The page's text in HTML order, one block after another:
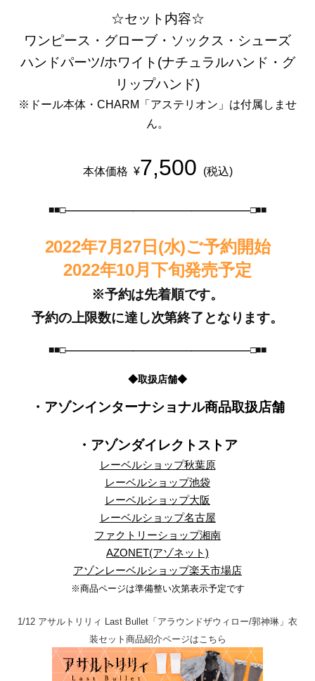
☆セット内容☆
ワンピース・グローブ・ソックス・シューズ
ハンドパーツ/ホワイト(ナチュラルハンド・グ
リップハンド)
※ドール本体・CHARM「アステリオン」は付属しませ
ん。
本体価格 ¥7,500 (税込)
■■□―――――――――――――――――――□■■
2022年7月27日(水)ご予約開始
2022年10月下旬発売予定
※予約は先着順です。
予約の上限数に達し次第終了となります。
■■□―――――――――――――――――――□■■
◆取扱店舗◆
・アゾンインターナショナル商品取扱店舗
・アゾンダイレクトストア
レーベルショップ秋葉原
レーベルショップ池袋
レーベルショップ大阪
レーベルショップ名古屋
ファクトリーショップ湘南
AZONET(アゾネット)
アゾンレーベルショップ楽天市場店
※商品ページは準備整い次第表示予定です
1/12 アサルトリリィ Last Bullet「アラウンドザウィロー/郭神琳」衣
装セット商品紹介ページはこちら